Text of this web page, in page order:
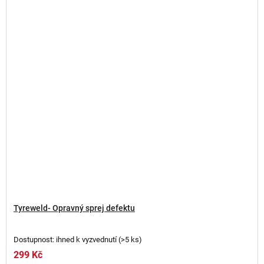
Tyreweld- Opravný sprej defektu
Dostupnost: ihned k vyzvednutí(>5 ks)
299 Kč